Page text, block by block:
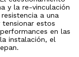
y la re-vinculación
a una
tensionar estos
en las
instalación, el